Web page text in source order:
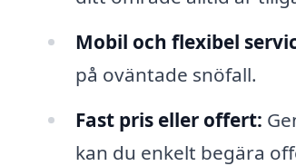
Mobil och flexibel
på oväntade snöfall.
Fast pris eller offert:
kan du enkelt begära